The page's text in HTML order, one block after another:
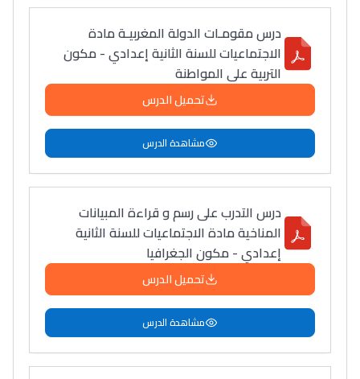
درس مقومـات الدولة المغربيـة مادة
الاجتماعيات للسنة الثانية إعدادي - مكون
التربية على المواطنة
تحميل الدرس
مشاهدة الدرس
درس التدرب على رسم و قراءة المبيانات
المناخية مادة الاجتماعيات للسنة الثانية
إعدادي - مكون الجغرافيا
تحميل الدرس
مشاهدة الدرس